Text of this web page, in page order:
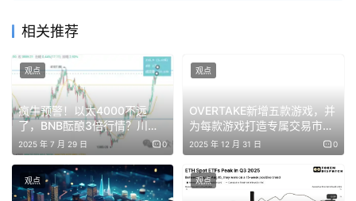
真正有价值的用户的。
2026 年 DeFi 用户正在关注什么？
今年 DeFi 用户主要被以下几个清晰主题吸引：
新 DeFi 趋势（代币化、永续合约、RWA、IPO 前永
相关推荐
疯牛预警！以太4000不远
了，BNB酝酿3倍行情？川普
关税+解锁炸弹来袭，山寨大
战要开始了？
2025 年 7 月 29 日 0
观点
OVERTAKE新增五款游戏，并
为每款游戏打造专属交易市场
体验
2025 年 12 月 31 日 0
观点
观点 观点